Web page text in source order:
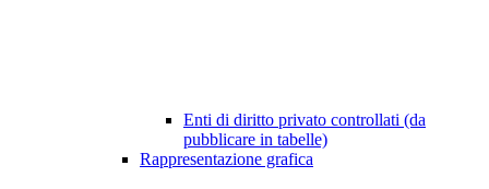
Enti di diritto privato controllati (da
pubblicare in tabelle)
Rappresentazione grafica